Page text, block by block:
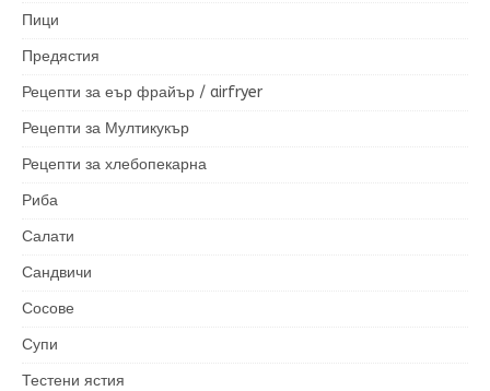
Пици
Предястия
Рецепти за еър фрайър / airfryer
Рецепти за Мултикукър
Рецепти за хлебопекарна
Риба
Салати
Сандвичи
Сосове
Супи
Тестени ястия